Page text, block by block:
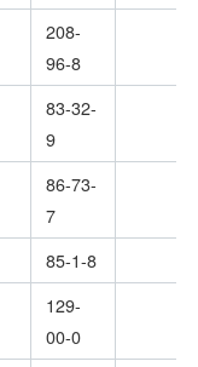
208-
96-8
83-32-
9
86-73-
7
85-1-8
129-
00-0